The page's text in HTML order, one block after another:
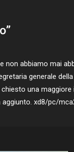
non abbiamo mai
generale della
una maggiore
aggiunto. xd8/pc/